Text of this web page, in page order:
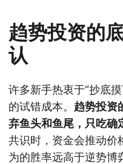
趋势投资的
认
许多新手热衷于“抄底
的试错成本。 趋势投资
弃鱼头和鱼尾，只吃确
共识时，资金会推动价
为的胜率远高于逆势博